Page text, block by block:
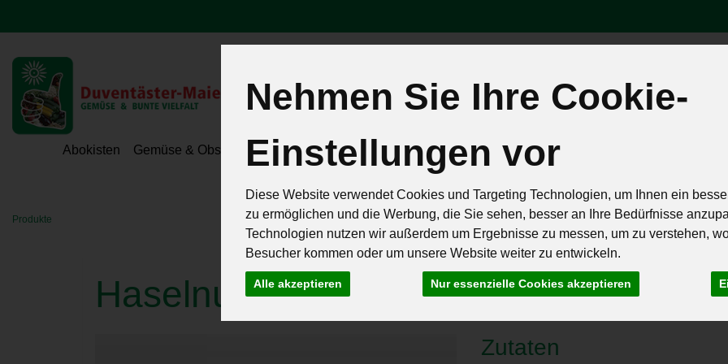
Nehmen Sie Ihre Cookie-
Einstellungen vor
Diese Website verwendet Cookies und Targeting Technologien, um Ihnen ein
zu ermöglichen und die Werbung, die Sie sehen, besser an Ihre Bedürfnisse
Technologien nutzen wir außerdem um Ergebnisse zu messen, um zu verstehen,
Besucher kommen oder um unsere Website weiter zu entwickeln.
Alle akzeptieren Nur essenzielle Cookies akzeptieren
Hoeri - Gemüse
Abokisten Gemüse & Obst Hofeigene Spezialitäten Brot & Eier Feinkost & Geschenke
Rezepte
Produkte
Haselnusspasta mit gebratenem
Zutaten